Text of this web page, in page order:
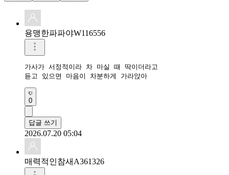
용맹한파파야W116556
가사가 서정적이라 차 마실 때 딱이더라고
듣고 있으면 마음이 차분하게 가라앉아
0
답글 쓰기
2026.07.20 05:04
매력적인참새A361326